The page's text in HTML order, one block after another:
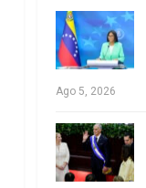
Ago 5, 2026